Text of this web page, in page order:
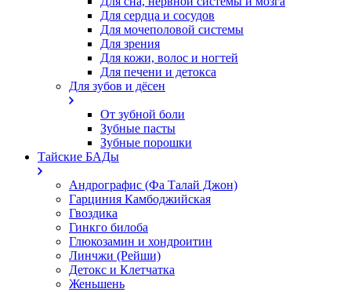
Для сердца и сосудов
Для мочеполовой системы
Для зрения
Для кожи, волос и ногтей
Для печени и детокса
Для зубов и дёсен
От зубной боли
Зубные пасты
Зубные порошки
Тайские БАДы
Андрографис (Фа Талай Джон)
Гарциния Камбоджийская
Гвоздика
Гинкго билоба
Глюкозамин и хондроитин
Линчжи (Рейши)
Детокс и Клетчатка
Женьшень